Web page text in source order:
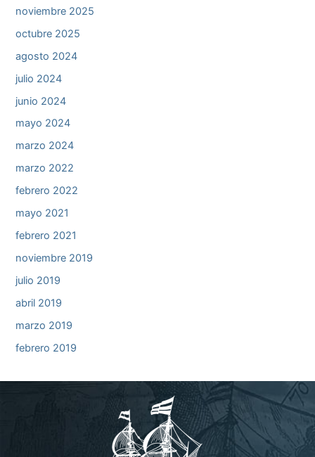
noviembre 2025
octubre 2025
agosto 2024
julio 2024
junio 2024
mayo 2024
marzo 2024
marzo 2022
febrero 2022
mayo 2021
febrero 2021
noviembre 2019
julio 2019
abril 2019
marzo 2019
febrero 2019